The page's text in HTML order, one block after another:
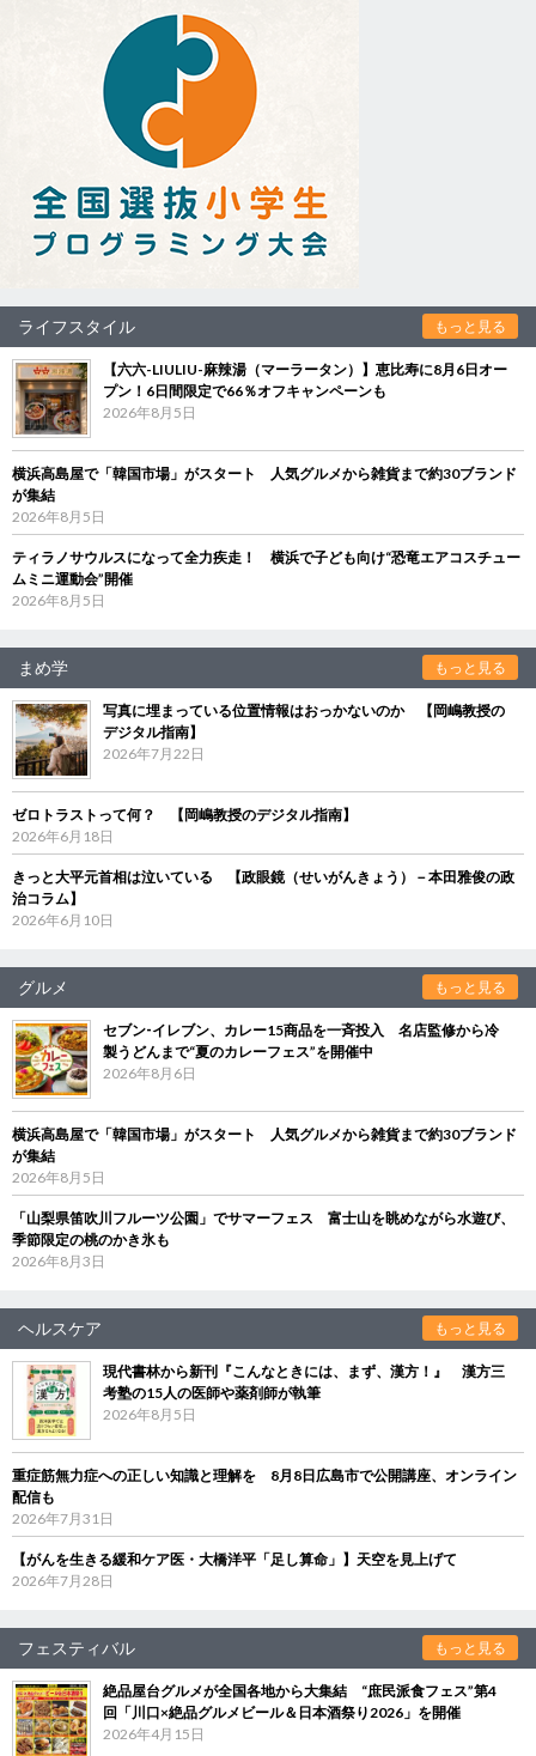
ライフスタイル もっと見る
【六六-LIULIU-麻辣湯（マーラータン）】恵比寿に8月6日オー
プン！6日間限定で66％オフキャンペーンも
2026年8月5日
横浜高島屋で「韓国市場」がスタート 人気グルメから雑貨まで約30ブランド
が集結
2026年8月5日
ティラノサウルスになって全力疾走！ 横浜で子ども向け“恐竜エアコスチュー
ムミニ運動会”開催
2026年8月5日
まめ学 もっと見る
写真に埋まっている位置情報はおっかないのか 【岡嶋教授の
デジタル指南】
2026年7月22日
ゼロトラストって何？ 【岡嶋教授のデジタル指南】
2026年6月18日
きっと大平元首相は泣いている 【政眼鏡（せいがんきょう）－本田雅俊の政
治コラム】
2026年6月10日
グルメ もっと見る
セブン‐イレブン、カレー15商品を一斉投入 名店監修から冷
製うどんまで“夏のカレーフェス”を開催中
2026年8月6日
横浜高島屋で「韓国市場」がスタート 人気グルメから雑貨まで約30ブランド
が集結
2026年8月5日
「山梨県笛吹川フルーツ公園」でサマーフェス 富士山を眺めながら水遊び、
季節限定の桃のかき氷も
2026年8月3日
ヘルスケア もっと見る
現代書林から新刊『こんなときには、まず、漢方！』 漢方三
考塾の15人の医師や薬剤師が執筆
2026年8月5日
重症筋無力症への正しい知識と理解を 8月8日広島市で公開講座、オンライン
配信も
2026年7月31日
【がんを生きる緩和ケア医・大橋洋平「足し算命」】天空を見上げて
2026年7月28日
フェスティバル もっと見る
絶品屋台グルメが全国各地から大集結 “庶民派食フェス”第4
回「川口×絶品グルメビール＆日本酒祭り2026」を開催
2026年4月15日